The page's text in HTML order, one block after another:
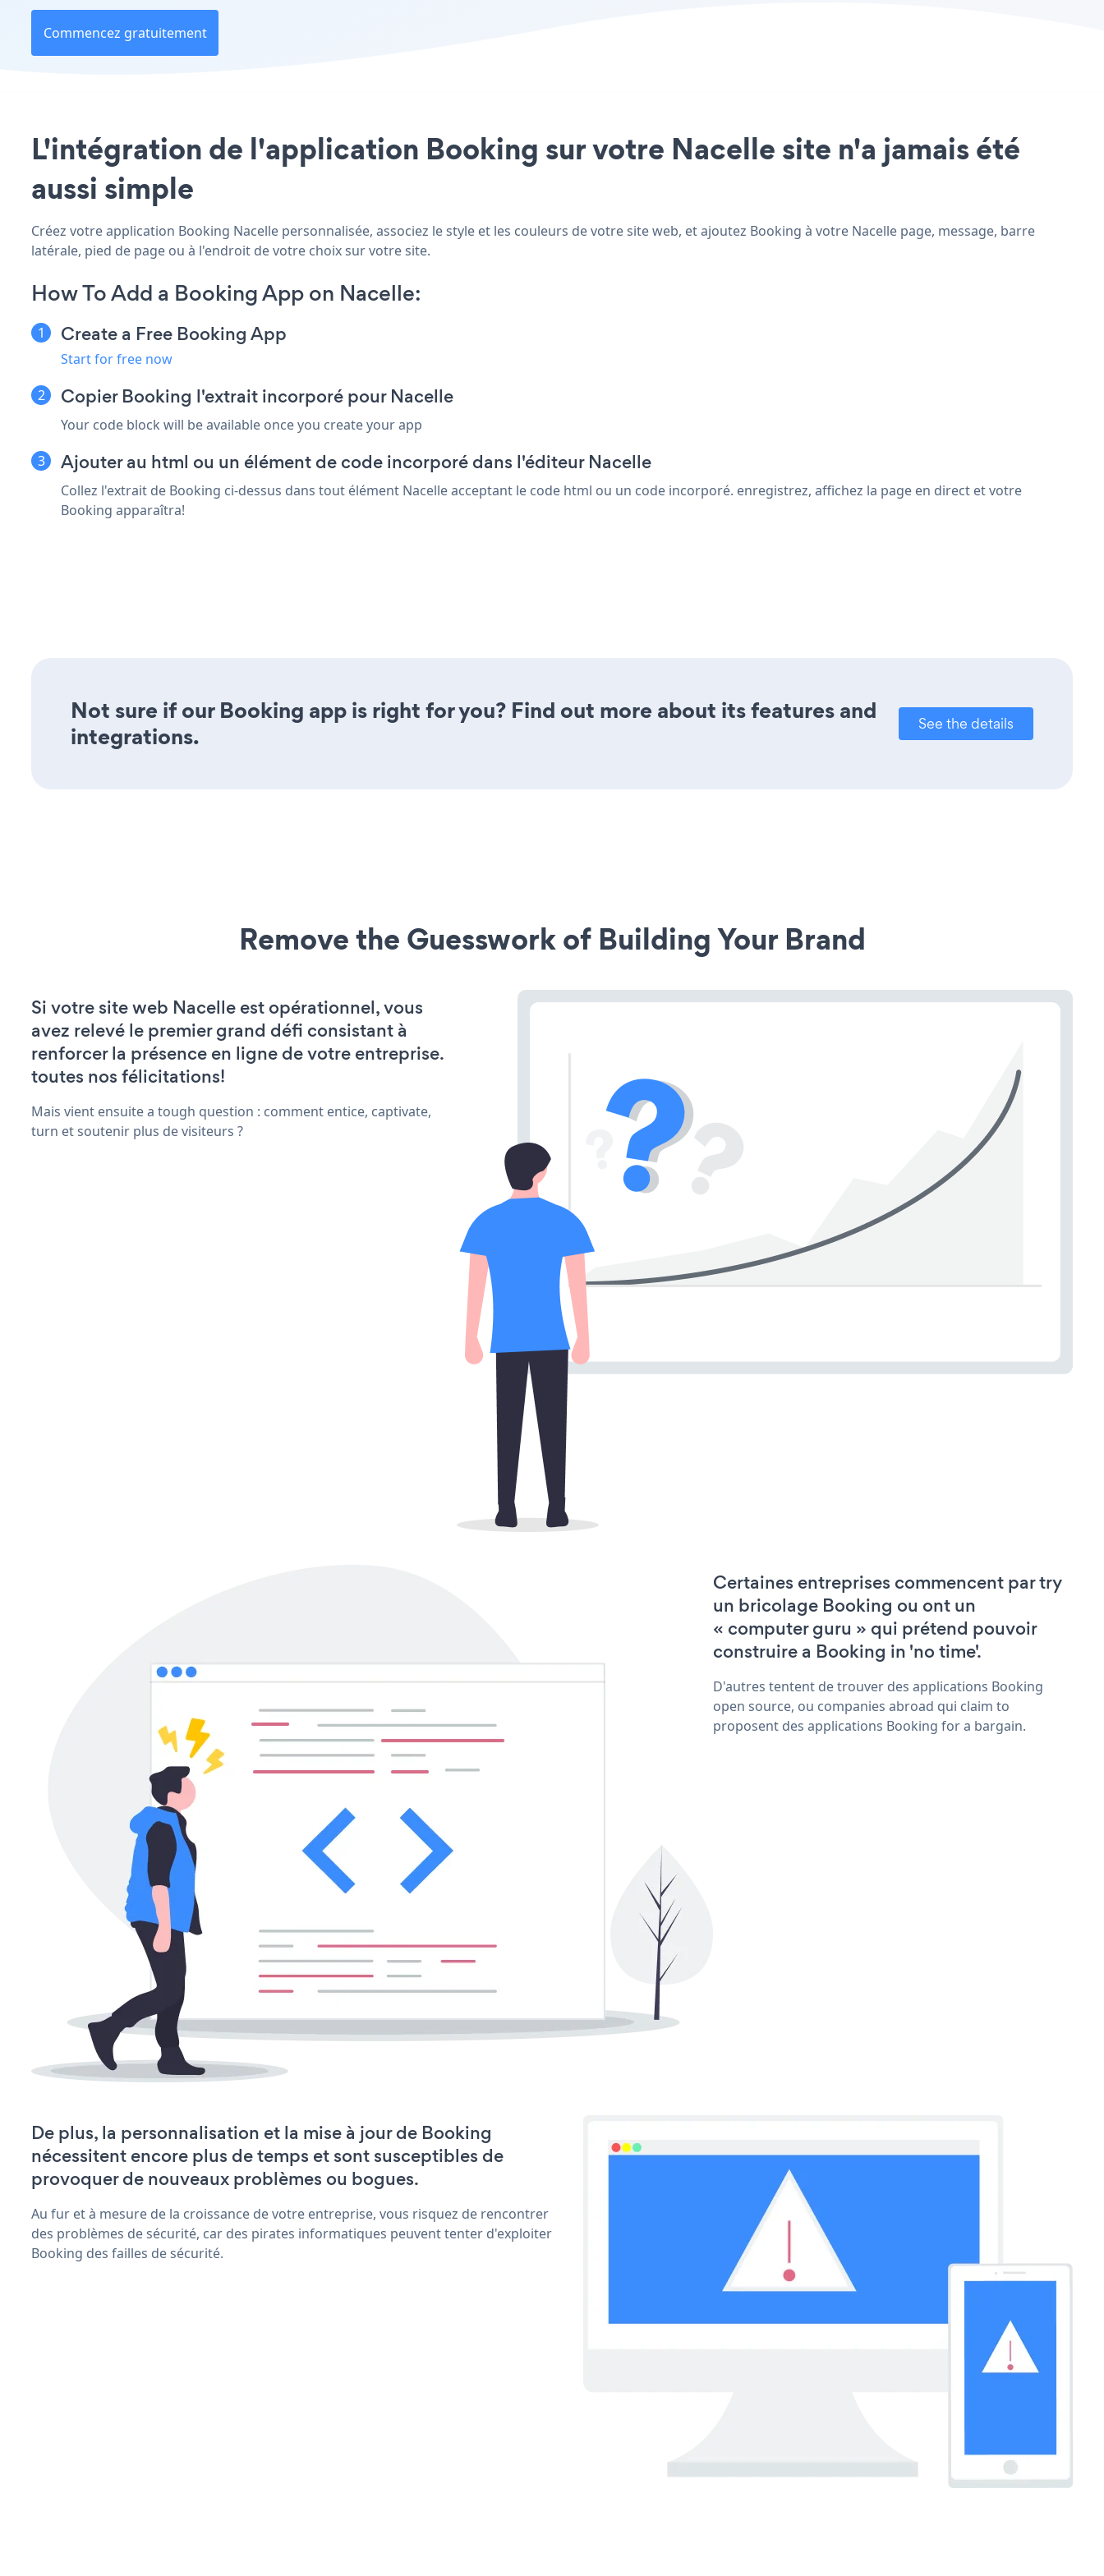
Commencez gratuitement
L'intégration de l'application Booking sur votre Nacelle site n'a jamais été
aussi simple
Créez votre application Booking Nacelle personnalisée, associez le style et les couleurs de votre site web, et ajoutez Booking à votre Nacelle page, message, barre
latérale, pied de page ou à l'endroit de votre choix sur votre site.
How To Add a Booking App on Nacelle:
Create a Free Booking App
Start for free now
Copier Booking l'extrait incorporé pour Nacelle
Your code block will be available once you create your app
Ajouter au html ou un élément de code incorporé dans l'éditeur Nacelle
Collez l'extrait de Booking ci-dessus dans tout élément Nacelle acceptant le code html ou un code incorporé. enregistrez, affichez la page en direct et votre
Booking apparaîtra!
Not sure if our Booking app is right for you? Find out more about its features and
integrations.
See the details
Remove the Guesswork of Building Your Brand
Si votre site web Nacelle est opérationnel, vous
avez relevé le premier grand défi consistant à
renforcer la présence en ligne de votre entreprise.
toutes nos félicitations!
Mais vient ensuite a tough question : comment entice, captivate,
turn et soutenir plus de visiteurs ?
Certaines entreprises commencent par try
un bricolage Booking ou ont un
« computer guru » qui prétend pouvoir
construire a Booking in 'no time'.
D'autres tentent de trouver des applications Booking
open source, ou companies abroad qui claim to
proposent des applications Booking for a bargain.
De plus, la personnalisation et la mise à jour de Booking
nécessitent encore plus de temps et sont susceptibles de
provoquer de nouveaux problèmes ou bogues.
Au fur et à mesure de la croissance de votre entreprise, vous risquez de rencontrer
des problèmes de sécurité, car des pirates informatiques peuvent tenter d'exploiter
Booking des failles de sécurité.